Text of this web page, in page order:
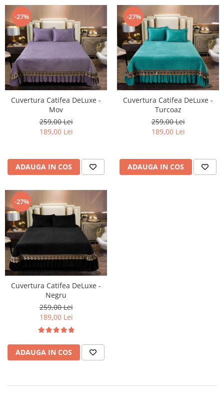
-27%
Cuvertura Catifea DeLuxe -
Mov
259,00 Lei
189,00 Lei
ADAUGA IN COS
-27%
Cuvertura Catifea DeLuxe -
Turcoaz
259,00 Lei
189,00 Lei
ADAUGA IN COS
-27%
Cuvertura Catifea DeLuxe -
Negru
259,00 Lei
189,00 Lei
ADAUGA IN COS